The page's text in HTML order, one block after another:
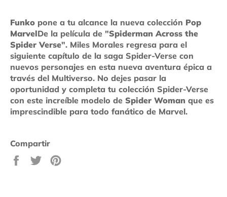
Funko pone a tu alcance la nueva colección Pop
MarvelDe la película de "Spiderman Across the
Spider Verse". Miles Morales regresa para el
siguiente capítulo de la saga Spider-Verse con
nuevos personajes en esta nueva aventura épica a
través del Multiverso. No dejes pasar la
oportunidad y completa tu colección Spider-Verse
con este increíble modelo de Spider Woman que es
imprescindible para todo fanático de Marvel.
Compartir
Compartir
Tuitear